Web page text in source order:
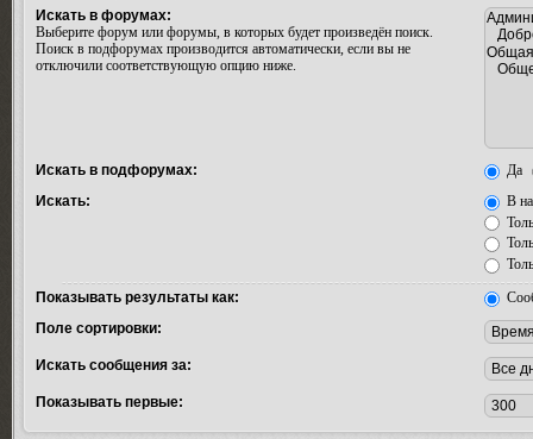
Искать в форумах:
Выберите форум или форумы, в которых будет произведён поиск.
Поиск в подфорумах производится автоматически, если вы не
отключили соответствующую опцию ниже.
Искать в подфорумах:
Да
Искать:
В
Показывать результаты как:
Поле сортировки:
Искать сообщения за:
Показывать первые: